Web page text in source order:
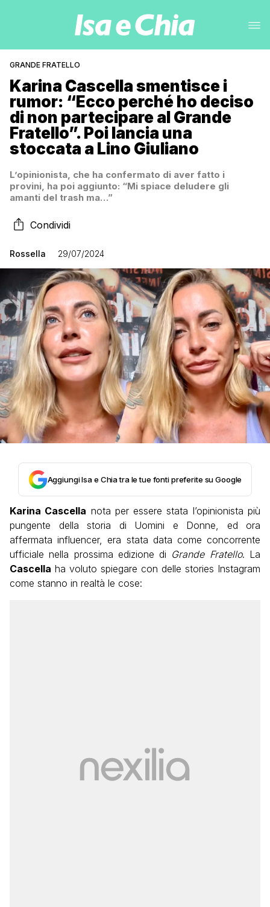
GRANDE FRATELLO
Karina Cascella smentisce i
rumor: “Ecco perché ho deciso
di non partecipare al Grande
Fratello”. Poi lancia una
stoccata a Lino Giuliano
L’opinionista, che ha confermato di aver fatto i
provini, ha poi aggiunto: “Mi spiace deludere gli
amanti del trash ma…”
Condividi
Rossella 29/07/2024
Aggiungi Isa e Chia tra le tue fonti preferite su Google
Karina Cascella nota per essere stata l’opinionista più
pungente della storia di Uomini e Donne, ed ora
affermata influencer, era stata data come concorrente
ufficiale nella prossima edizione di Grande Fratello. La
Cascella ha voluto spiegare con delle stories Instagram
come stanno in realtà le cose: